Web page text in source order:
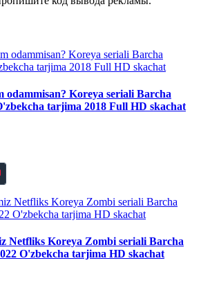
odammisan? Koreya seriali Barcha
tarjima 2018 Full HD skachat
Netfliks Koreya Zombi seriali Barcha
O'zbekcha tarjima HD skachat